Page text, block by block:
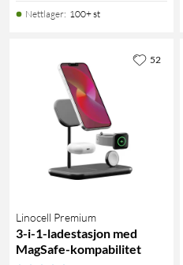
Nettlager: 100+ st
Linocell Premium
3-i-1-ladestasjon med
MagSafe-kompabilitet
52